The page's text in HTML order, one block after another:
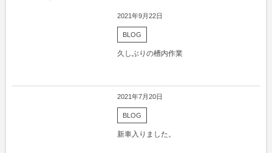
2021年9月22日
BLOG
久しぶりの槽内作業
2021年7月20日
BLOG
新車入りました。